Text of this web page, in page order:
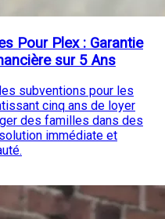
Pour Plex : Garantie
sur 5 Ans
subventions pour les
cinq ans de loyer
des familles dans des
immédiate et